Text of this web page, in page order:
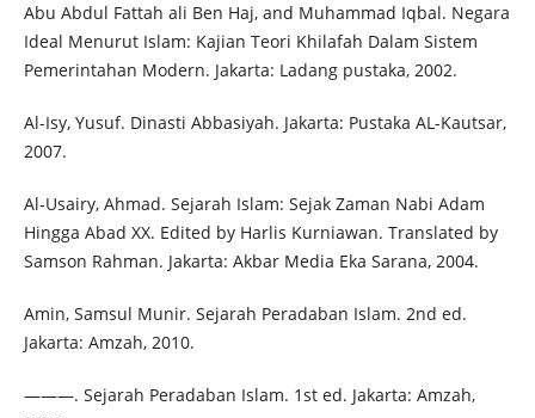
Abu Abdul Fattah ali Ben Haj, and Muhammad Iqbal. Negara
Ideal Menurut Islam: Kajian Teori Khilafah Dalam Sistem
Pemerintahan Modern. Jakarta: Ladang pustaka, 2002.
Al-Isy, Yusuf. Dinasti Abbasiyah. Jakarta: Pustaka AL-Kautsar,
2007.
Al-Usairy, Ahmad. Sejarah Islam: Sejak Zaman Nabi Adam
Hingga Abad XX. Edited by Harlis Kurniawan. Translated by
Samson Rahman. Jakarta: Akbar Media Eka Sarana, 2004.
Amin, Samsul Munir. Sejarah Peradaban Islam. 2nd ed.
Jakarta: Amzah, 2010.
———. Sejarah Peradaban Islam. 1st ed. Jakarta: Amzah,